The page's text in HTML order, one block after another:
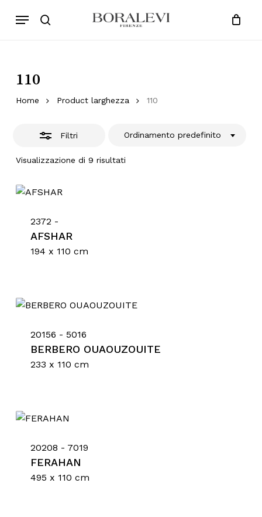
Products
search
Menu
Cart Close
110
Home Product larghezza 110
Filtri
Visualizzazione di 9 risultati
Ordinamento predefinito
Chiudi
2372 -
AFSHAR
194 x 110 cm
20156 - 5016
BERBERO OUAOUZOUITE
233 x 110 cm
20208 - 7019
FERAHAN
495 x 110 cm